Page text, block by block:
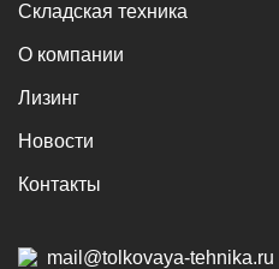
Складская техника
О компании
Лизинг
Новости
Контакты
mail@tolkovaya-tehnika.ru